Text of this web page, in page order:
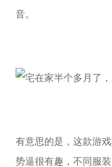
音。
有意思的是，这款游
势逼很有趣，不同服